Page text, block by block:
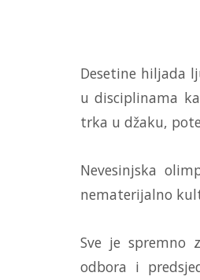
Desetine hiljada
u disciplinama
trka u džaku,
Nevesinjska
nematerijalno
Sve je spremno
odbora i